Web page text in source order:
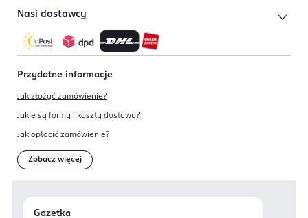
Nasi dostawcy
Przydatne informacje
Jak złożyć zamówienie?
Jakie są formy i koszty dostawy?
Jak opłacić zamówienie?
Zobacz więcej
Gazetka